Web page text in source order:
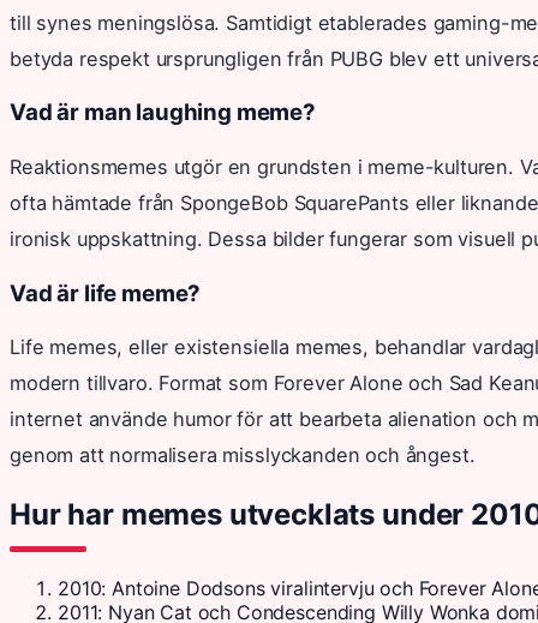
till synes meningslösa. Samtidigt etablerades gaming-
betyda respekt ursprungligen från PUBG blev ett
Vad är man laughing meme?
Reaktionsmemes utgör en grundsten i meme-kulturen.
ofta hämtade från SpongeBob SquarePants eller
ironisk uppskattning. Dessa bilder fungerar som visuell
Vad är life meme?
Life memes, eller existensiella memes, behandlar
modern tillvaro. Format som Forever Alone och Sad
internet använde humor för att bearbeta alienation och
genom att normalisera misslyckanden och ångest.
Hur har memes utvecklats under
2010: Antoine Dodsons viralintervju och Forever
2011: Nyan Cat och Condescending Willy Wonka